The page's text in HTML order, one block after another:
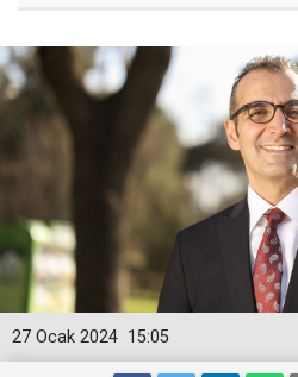
15:05
27 Ocak 2024